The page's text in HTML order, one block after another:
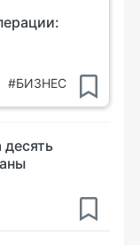
#БИЗНЕС